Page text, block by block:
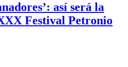
así será la
Festival Petronio